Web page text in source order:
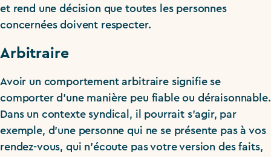
et rend une décision que toutes les personnes
concernées doivent respecter.
Arbitraire
Avoir un comportement arbitraire signifie se
comporter d’une manière peu fiable ou déraisonnable.
Dans un contexte syndical, il pourrait s’agir, par
exemple, d’une personne qui ne se présente pas à vos
rendez-vous, qui n’écoute pas votre version des faits,